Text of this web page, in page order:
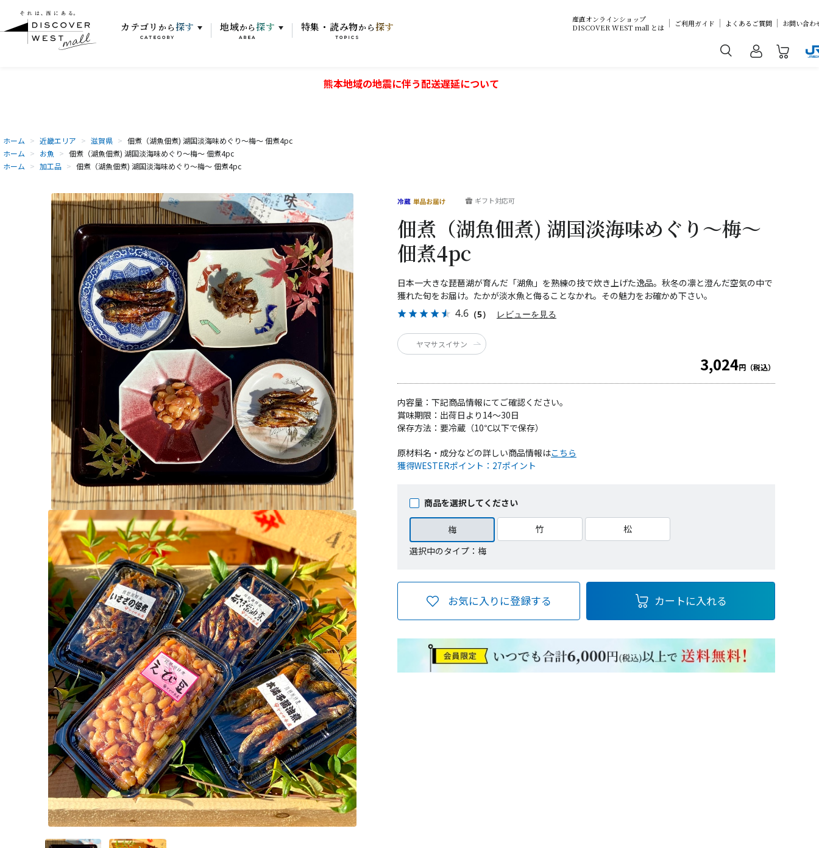
カテゴリ から 探す
CATEGORY
地域から 探す
AREA
特集・読み物から 探す
TOPICS
産直オンラインショップ
DISCOVER WEST mall とは
ご利用ガイド よくあるご質問 お問い合わ
熊本地域の地震に伴う配送遅延について
ホーム > 近畿エリア > 滋賀県 > 佃煮（湖魚佃煮) 湖国淡海味めぐり～梅～ 佃煮4pc
ホーム > お魚 > 佃煮（湖魚佃煮) 湖国淡海味めぐり～梅～ 佃煮4pc
ホーム > 加工品 > 佃煮（湖魚佃煮) 湖国淡海味めぐり～梅～ 佃煮4pc
ギフト対応可
日本一大きな琵琶湖が育んだ「湖魚」を熟練の技で炊き上げた逸品。秋冬の凛と澄んだ空気の中で
獲れた旬をお届け。たかが淡水魚と侮ることなかれ。その魅力をお確かめ下さい。
4.6 （5） レビューを見る
佃煮（湖魚佃煮) 湖国淡海味めぐり～梅～
佃煮4pc
3,024円（税込）
内容量： 下記商品情報にてご確認ください。
賞味期限： 出荷日より14～30日
保存方法： 要冷蔵（10℃以下で保存）
獲得WESTERポイント： 27ポイント
商品を選択してください
梅 竹
松
選択中のタイプ：梅
カートに入れる
お気に入りに登録する
原材料名・成分などの詳しい商品情報はこちら
ヤマサスイサン